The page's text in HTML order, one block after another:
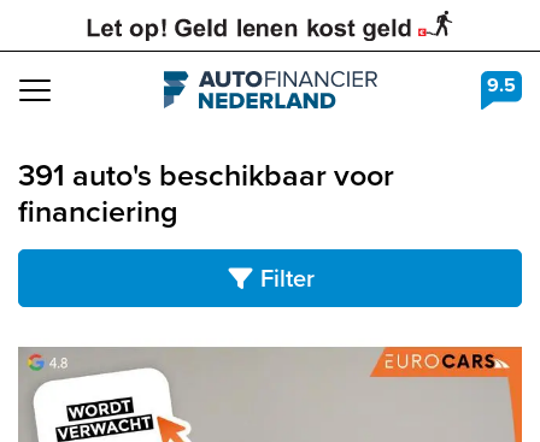
Navigation 9.5
391 auto's beschikbaar voor
financiering
Filter